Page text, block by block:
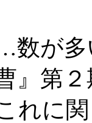
が多
』第
れに